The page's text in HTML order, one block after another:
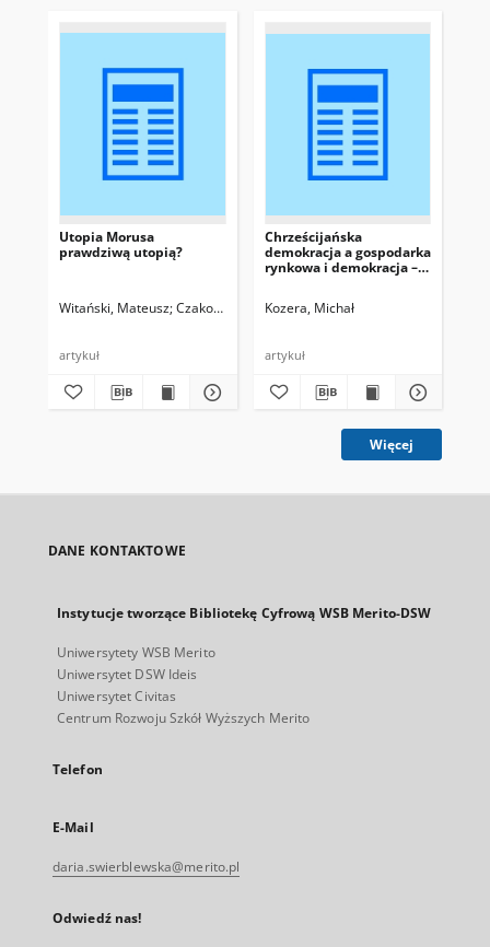
Utopia Morusa
prawdziwą utopią?
Witański, Mateusz Czakon, Wojciech, red. Wojewoda, Mariusz, red.
artykuł
Chrześcijańska
demokracja a gospodarka
rynkowa i demokracja –
Kozera, Michał
artykuł
Więcej
DANE KONTAKTOWE
Instytucje tworzące Bibliotekę Cyfrową WSB Merito-DSW
Uniwersytety WSB Merito
Uniwersytet DSW Ideis
Uniwersytet Civitas
Centrum Rozwoju Szkół Wyższych Merito
Telefon
E-Mail
daria.swierblewska@merito.pl
Odwiedź nas!